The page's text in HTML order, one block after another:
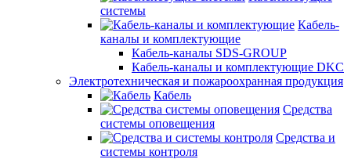
системы
Кабель-
каналы и комплектующие
Кабель-каналы SDS-GROUP
Кабель-каналы и комплектующие DKC
Электротехническая и пожароохранная продукция
Кабель
Средства
системы оповещения
Средства и
системы контроля